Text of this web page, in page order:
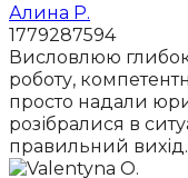
Алина Р.
1779287594
Висловлюю
роботу,
просто надали
розібралися в
правильний